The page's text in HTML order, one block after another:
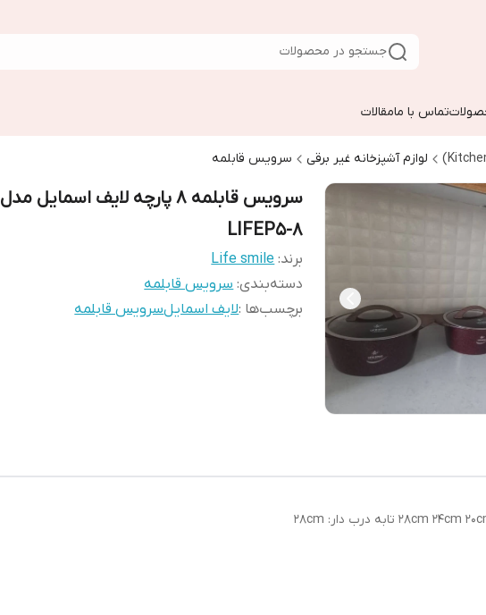
جستجو در محصولات
تماس با مامقالات
لوازم آشپزخانه غیر برقی سرویس قابلمه
سرویس قابلمه 8 پارچه لایف اسمایل مدل
LIFEP5-8
برند: Life smile
دسته‌بندی:سرویس قابلمه
برچسب‌ها :لایف اسمایلسرویس قابلمه